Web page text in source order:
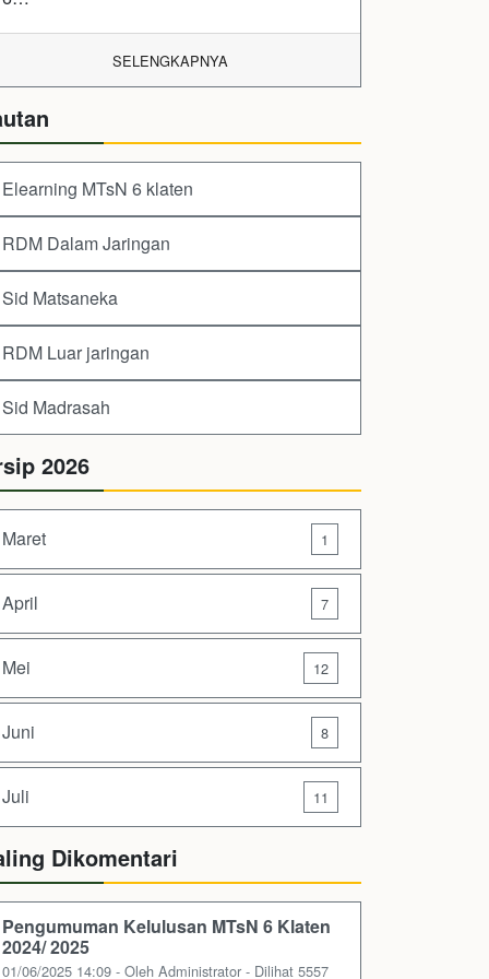
SELENGKAPNYA
Elearning MTsN 6 klaten
RDM Dalam Jaringan
Sid Matsaneka
RDM Luar jaringan
Sid Madrasah
2026
Maret 1
April 7
Mei 12
Juni 8
Juli 11
Dikomentari
Pengumuman Kelulusan MTsN 6 Klaten
2024/ 2025
01/06/2025 14:09 - Oleh Administrator - Dilihat 5557